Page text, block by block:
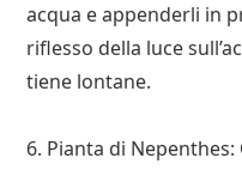
acqua e appenderli in
riflesso della luce
tiene lontane.
6. Pianta di